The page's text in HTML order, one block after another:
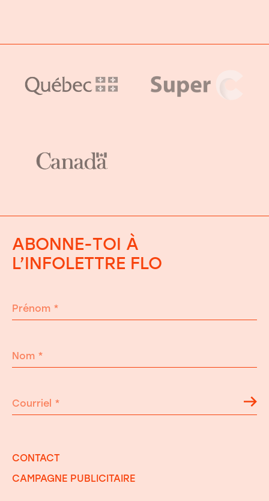
ABONNE-TOI À
L’INFOLETTRE FLO
Prénom *
Nom *
Courriel *
CONTACT
CAMPAGNE PUBLICITAIRE